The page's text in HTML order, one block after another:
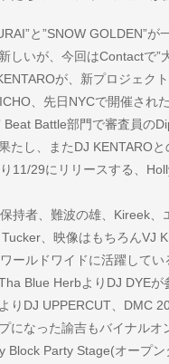
と”SNOW GOLDEN”が
しいが、今回はContactで”
が、新プロジェク
、先日NYCで開催され
Beat Battle部門で審査員の
たし、またDJ KENTAROと
11/29にリリースする、
持者、難波の雄、Kireek、
、映像はもちろんVJ
ールドワイドに活躍して
Blue HerbよりDJ DYEが
りDJ UPPERCUT、DMC
になった諭吉もバイナルオ
Block Party Stage(オープ